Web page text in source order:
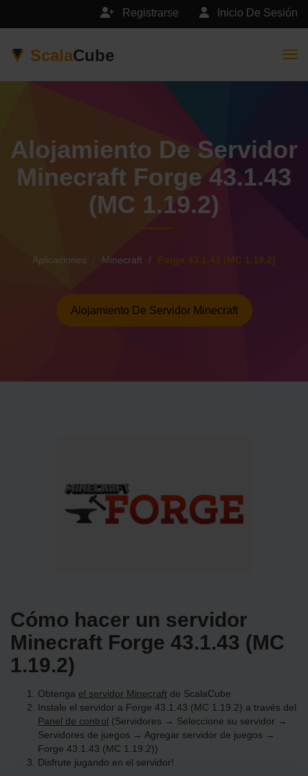
Inicio De Sesión
Registrarse
ScalaCube
Alojamiento De Servidor
Minecraft Forge 43.1.43
(MC 1.19.2)
Aplicaciones Minecraft Forge 43.1.43 (MC 1.19.2)
Alojamiento De Servidor Minecraft
Cómo hacer un servidor
Minecraft Forge 43.1.43 (MC
1.19.2)
Obtenga el servidor Minecraft de ScalaCube
Instale el servidor a Forge 43.1.43 (MC 1.19.2) a través del
Panel de control (Servidores → Seleccione su servidor →
Servidores de juegos → Agregar servidor de juegos →
Forge 43.1.43 (MC 1.19.2))
Disfrute jugando en el servidor!